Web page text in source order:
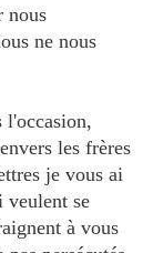
nous
ne nous
l'occasion,
les frères
je vous ai
veulent se
à vous